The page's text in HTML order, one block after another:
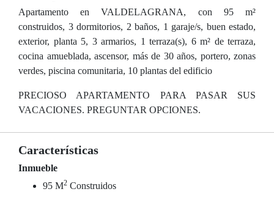
Apartamento en VALDELAGRANA, con 95 m²
construidos, 3 dormitorios, 2 baños, 1 garaje/s, buen estado,
exterior, planta 5, 3 armarios, 1 terraza(s), 6 m² de terraza,
cocina amueblada, ascensor, más de 30 años, portero, zonas
verdes, piscina comunitaria, 10 plantas del edificio
PRECIOSO APARTAMENTO PARA PASAR SUS
VACACIONES. PREGUNTAR OPCIONES.
Características
Inmueble
95 M2 Construidos